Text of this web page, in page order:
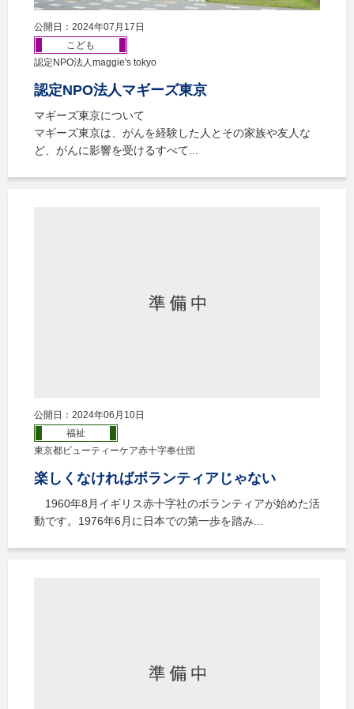
公開日：2024年07月17日
こども
認定NPO法人maggie's tokyo
認定NPO法人マギーズ東京
マギーズ東京について
マギーズ東京は、がんを経験した人とその家族や友人な
ど、がんに影響を受けるすべて...
公開日：2024年06月10日
福祉
東京都ビューティーケア赤十字奉仕団
楽しくなければボランティアじゃない
1960年8月イギリス赤十字社のボランティアが始めた活
動です。1976年6月に日本での第一歩を踏み...